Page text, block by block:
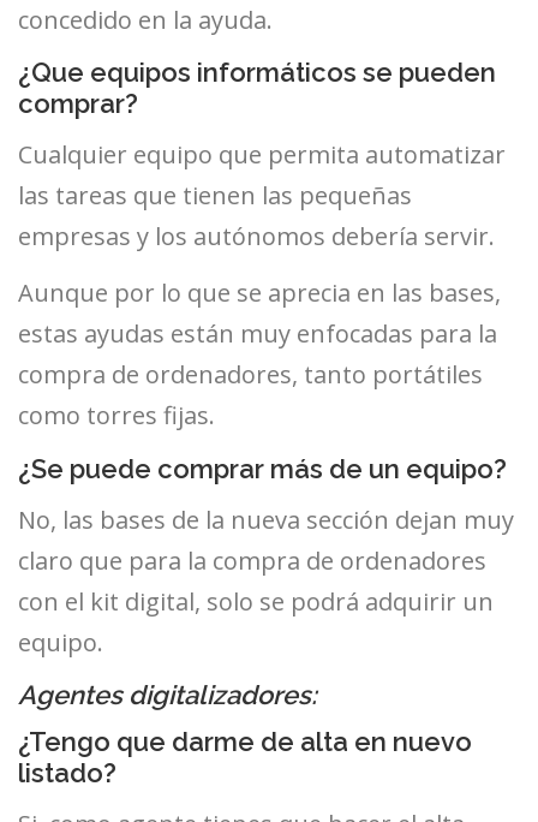
concedido en la ayuda.
¿Que equipos informáticos se pueden
comprar?
Cualquier equipo que permita automatizar
las tareas que tienen las pequeñas
empresas y los autónomos debería servir.
Aunque por lo que se aprecia en las bases,
estas ayudas están muy enfocadas para la
compra de ordenadores, tanto portátiles
como torres fijas.
¿Se puede comprar más de un equipo?
No, las bases de la nueva sección dejan muy
claro que para la compra de ordenadores
con el kit digital, solo se podrá adquirir un
equipo.
Agentes digitalizadores:
¿Tengo que darme de alta en nuevo
listado?